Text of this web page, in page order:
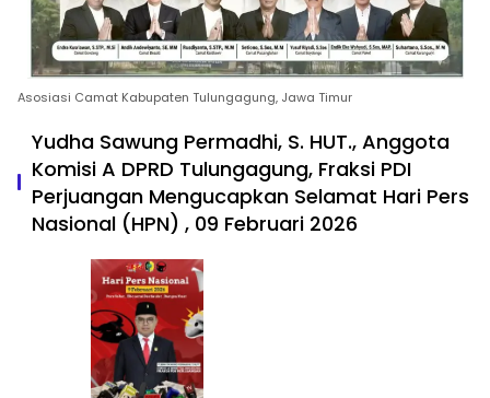
Asosiasi Camat Kabupaten Tulungagung, Jawa Timur
Yudha Sawung Permadhi, S. HUT., Anggota
Komisi A DPRD Tulungagung, Fraksi PDI
Perjuangan Mengucapkan Selamat Hari Pers
Nasional (HPN) , 09 Februari 2026